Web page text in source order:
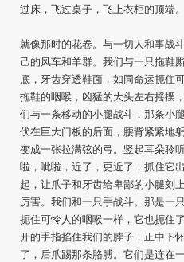
过床，飞过桌子，飞上衣柜的顶端
就像那时的花卷。与一切人和事战
己的风车和羊群。我们与一只拖鞋
底，牙齿穿透鞋面，如同命运扼住
拖鞋的咽喉，凶猛的大头左右摇摆
们与一条移动的小腿战斗，那条小
伏在巨大门板的后面，腰背紧紧地
变成一张拉满弦的弓。竖起耳朵聆
啦，呲啦，近了，更近了，抓住它
起，让爪子和牙齿给卑鄙的小腿刻
厉害。我们和一只手战斗。那是一
扼住可怜人的咽喉一样，它也扼住
开的手指掐住我们的脖子，正中下
了，后爪踢那条胳膊。它们是连在